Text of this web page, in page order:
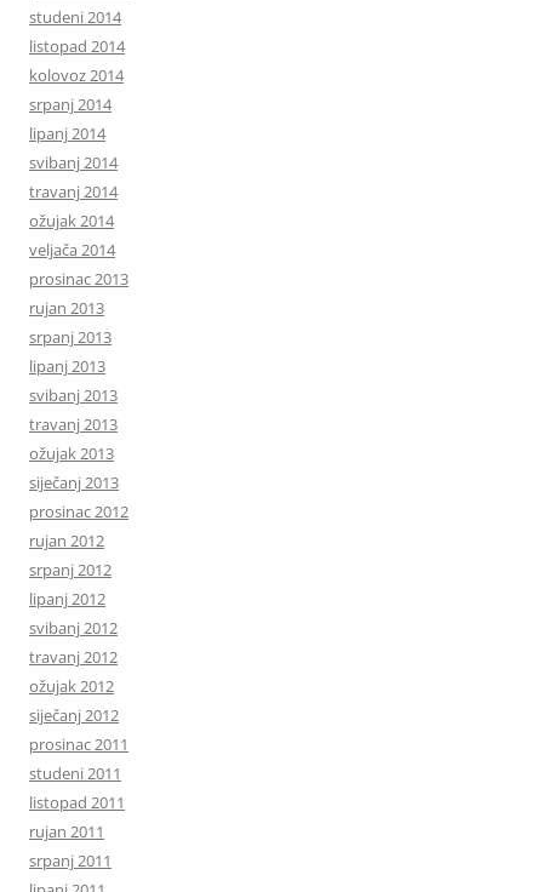
studeni 2014
listopad 2014
kolovoz 2014
srpanj 2014
lipanj 2014
svibanj 2014
travanj 2014
ožujak 2014
veljača 2014
prosinac 2013
rujan 2013
srpanj 2013
lipanj 2013
svibanj 2013
travanj 2013
ožujak 2013
siječanj 2013
prosinac 2012
rujan 2012
srpanj 2012
lipanj 2012
svibanj 2012
travanj 2012
ožujak 2012
siječanj 2012
prosinac 2011
studeni 2011
listopad 2011
rujan 2011
srpanj 2011